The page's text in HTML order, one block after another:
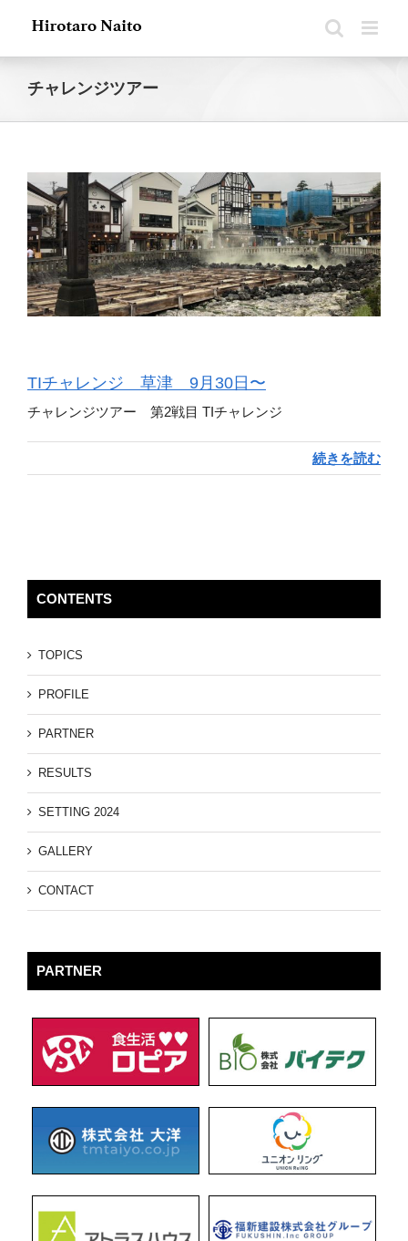
チャレンジツアー
TIチャレンジ 草津 9月30日〜
チャレンジツアー 第2戦目 TIチャレンジ
続きを読む
CONTENTS
TOPICS
PROFILE
PARTNER
RESULTS
SETTING 2024
GALLERY
CONTACT
PARTNER